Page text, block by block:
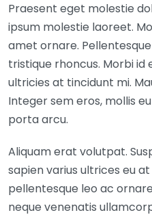
Praesent eget molestie
ipsum molestie laoreet.
amet ornare.
tristique rhoncus. Morbi id
ultricies at tincidunt mi.
Integer sem eros, mollis
porta arcu.
Aliquam erat volutpat.
sapien varius ultrices eu
pellentesque leo ac
neque venenatis